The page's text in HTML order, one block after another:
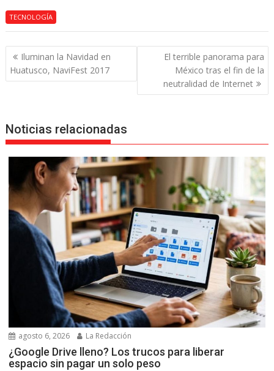
TECNOLOGÍA
Navegación
de
entradas
Iluminan la Navidad en
Huatusco, NaviFest 2017
El terrible panorama para
México tras el fin de la
neutralidad de Internet
Noticias relacionadas
agosto 6, 2026 La Redacción
¿Google Drive lleno? Los trucos para liberar
espacio sin pagar un solo peso